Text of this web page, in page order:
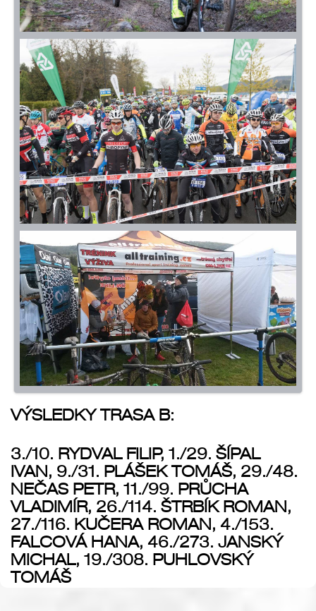
VÝSLEDKY TRASA B:
3./10. RYDVAL FILIP, 1./29. ŠÍPAL
IVAN, 9./31. PLÁŠEK TOMÁŠ, 29./48.
NEČAS PETR, 11./99. PRŮCHA
VLADIMÍR, 26./114. ŠTRBÍK ROMAN,
27./116. KUČERA ROMAN, 4./153.
FALCOVÁ HANA, 46./273. JANSKÝ
MICHAL, 19./308. PUHLOVSKÝ
TOMÁŠ